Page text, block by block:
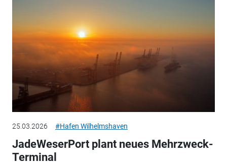
25.03.2026 #Hafen Wilhelmshaven
JadeWeserPort plant neues Mehrzweck-
Terminal